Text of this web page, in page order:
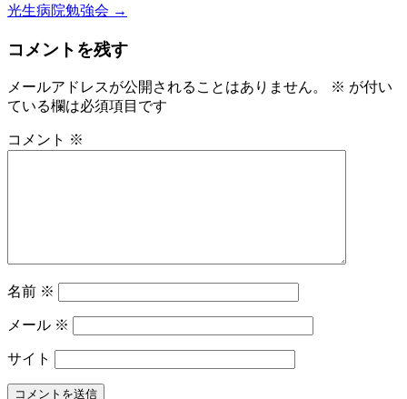
光生病院勉強会 →
コメントを残す
メールアドレスが公開されることはありません。 ※ が付い
ている欄は必須項目です
コメント ※
名前 ※
メール ※
サイト